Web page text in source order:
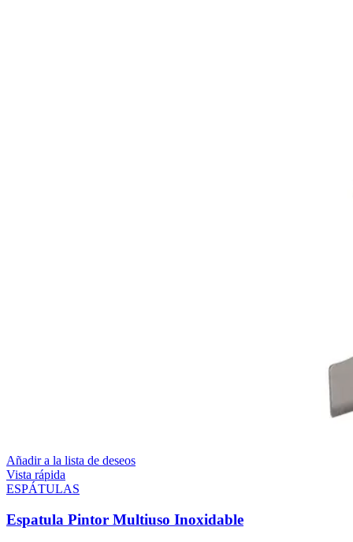
Añadir a la lista de deseos
Vista rápida
ESPÁTULAS
Espatula Pintor Multiuso Inoxidable